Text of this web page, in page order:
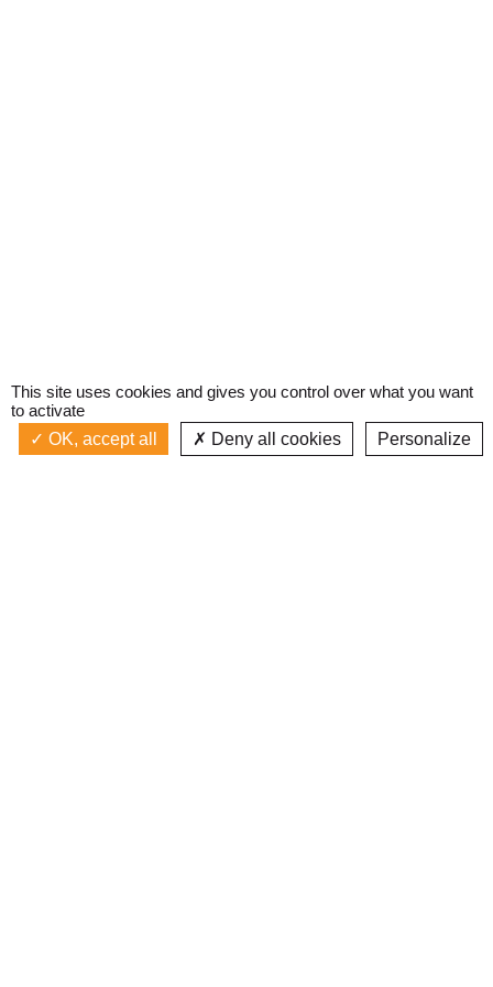
Émission à l'antenne
Actualités La radio
This site uses cookies and gives you control over what you want
to activate
OK, accept all
Deny all cookies
Personalize